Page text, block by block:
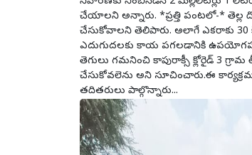
చేయాలని అన్నారు. *ప్రత్తి పంటలో-*
చేసుకోవాలని తెలిపారు. అలాగే ఎకరాకు
ఎదుగుదలకు కాయ పగలడానికి
తెగులు గమనించి కాపురాక్సీ క్లోరైడ్ 3
చేసుకోవలెను అని సూచించారు.ఈ
తదితరులు పాల్గొన్నారు...